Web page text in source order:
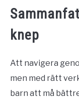
knep
Att navigera
men med rätt
barn att må